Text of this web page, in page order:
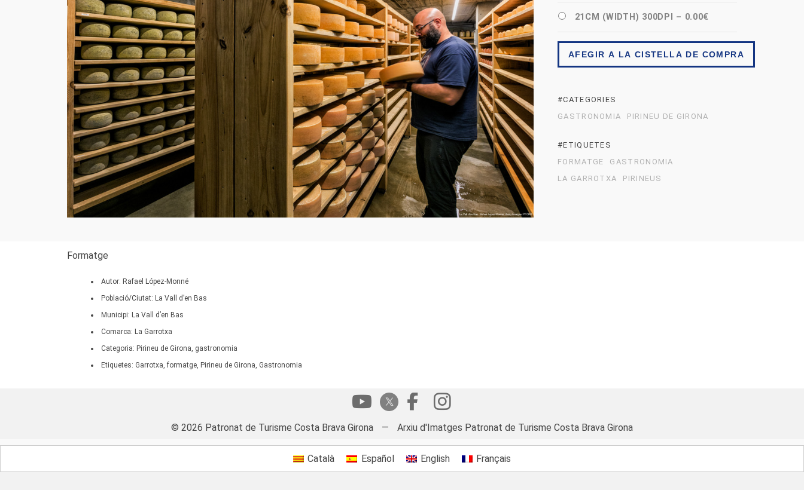
21CM (WIDTH) 300DPI – 0.00€
AFEGIR A LA CISTELLA DE COMPRA
#CATEGORIES
GASTRONOMIA
PIRINEU DE GIRONA
#ETIQUETES
FORMATGE
GASTRONOMIA
LA GARROTXA
PIRINEUS
Formatge
Autor: Rafael López-Monné
Població/Ciutat: La Vall d’en Bas
Municipi: La Vall d’en Bas
Comarca: La Garrotxa
Categoria: Pirineu de Girona, gastronomia
Etiquetes: Garrotxa, formatge, Pirineu de Girona, Gastronomia
© 2026 Patronat de Turisme Costa Brava Girona — Arxiu d'Imatges Patronat de Turisme Costa Brava Girona
Català Español English Français